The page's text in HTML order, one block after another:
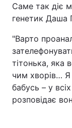
Саме так діє
генетик Даша
"Варто
тітонька, яка
чим хворів… Я
бабусь – у
розповідає